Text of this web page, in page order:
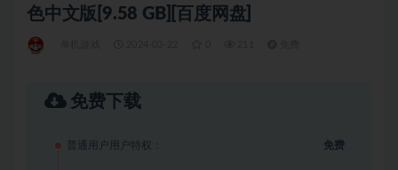
色中文版[9.58 GB][百度网盘]
免费下载
普通用户用户特权： 免费